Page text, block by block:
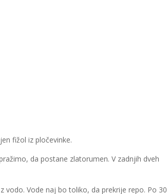
fižol iz pločevinke.
da postane zlatorumen. V zadnjih dveh
vodo. Vode naj bo toliko, da prekrije repo. Po 30